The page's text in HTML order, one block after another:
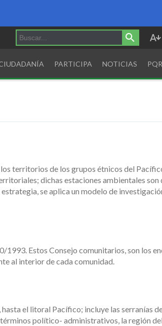
PARTICIPA NOTICIAS
territorios de los grupos étnicos del
dichas estaciones ambientales son
se aplica un modelo de
Estos Consejo comunitarios, son los
al interior de cada comunidad.
el litoral Pacífico; incluye las serranías
términos político- administrativos, la región